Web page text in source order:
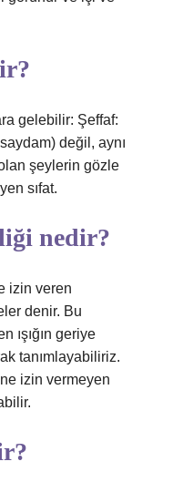
gelebilir: Şeffaf:
değil, aynı
şeylerin gözle
sıfat.
nedir?
izin veren
denir. Bu
ışığın geriye
tanımlayabiliriz.
izin vermeyen